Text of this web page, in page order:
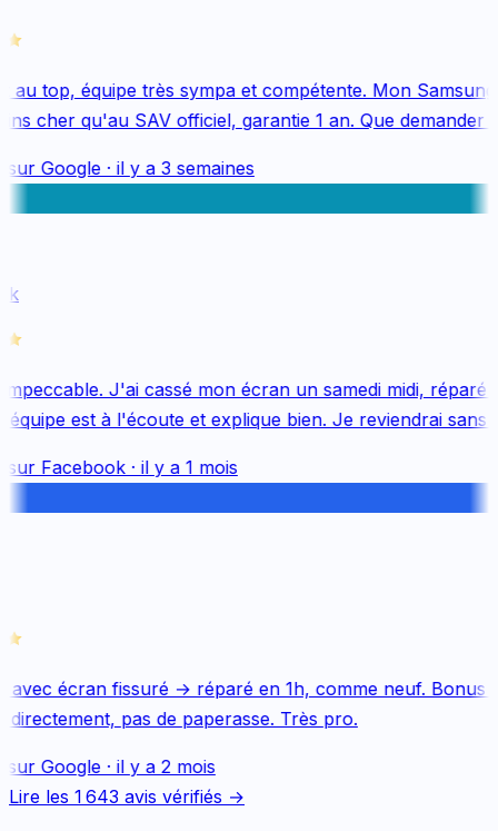
au top, équipe très sympa et compétente. Mon Samsung
cher qu'au SAV officiel, garantie 1 an. Que demander
Google· il y a 3 semaines
J'ai cassé mon écran un samedi midi, réparé
est à l'écoute et explique bien. Je reviendrai sans
Facebook· il y a 1 mois
écran fissuré → réparé en 1h, comme neuf. Bonus
pas de paperasse. Très pro.
Google· il y a 2 mois
Lire les 1 643 avis vérifiés →